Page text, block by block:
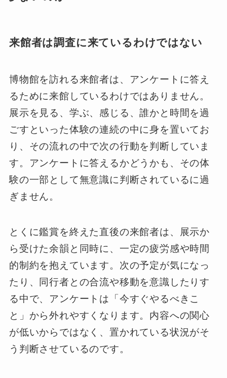
来館者は調査に来ているわけではない
博物館を訪れる来館者は、アンケートに答え
るために来館しているわけではありません。
展示を見る、学ぶ、感じる、誰かと時間を過
ごすといった体験の連続の中に身を置いてお
り、その流れの中で次の行動を判断していま
す。アンケートに答えるかどうかも、その体
験の一部として無意識に判断されているに過
ぎません。
とくに鑑賞を終えた直後の来館者は、展示か
ら受けた余韻と同時に、一定の疲労感や時間
的制約を抱えています。次の予定が気になっ
たり、同行者との合流や移動を意識したりす
る中で、アンケートは「今すぐやるべきこ
と」から外れやすくなります。内容への関心
が低いからではなく、置かれている状況がそ
う判断させているのです。